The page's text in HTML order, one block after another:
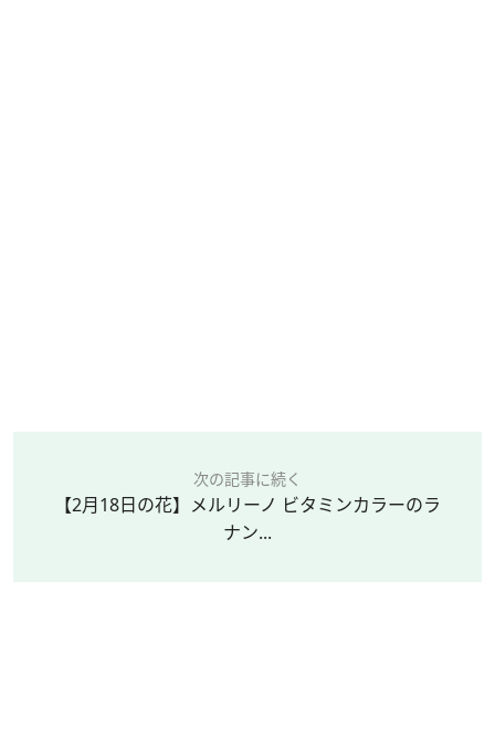
次の記事に続く
【2月18日の花】メルリーノ ビタミンカラーのラ
ナン...